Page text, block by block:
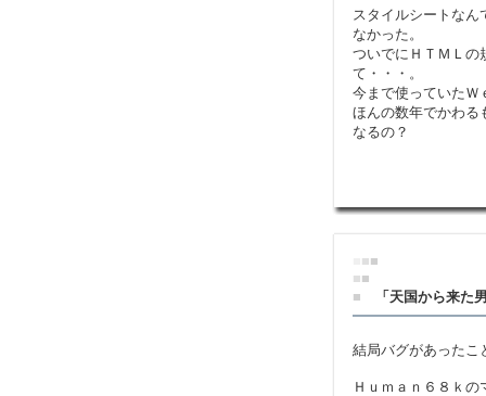
スタイルシートなん
なかった。
ついでにＨＴＭＬの
て・・・。
今まで使っていたＷ
ほんの数年でかわる
なるの？
■■
■■
■
「天国から来た
結局バグがあったこ
Ｈｕｍａｎ６８ｋ